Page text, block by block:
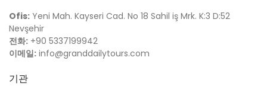
Ofis: Yeni Mah. Kayseri Cad. No 18 Sahil iş Mrk. K:3 D:52
Nevşehir
전화: +90 5337199942
이메일: info@granddailytours.com
기관